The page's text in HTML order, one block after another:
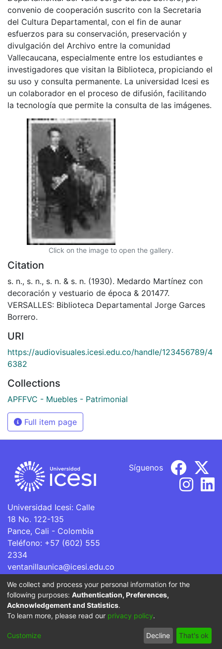
convenio de cooperación suscrito con la Secretaria
del Cultura Departamental, con el fin de aunar
esfuerzos para su conservación, preservación y
divulgación del Archivo entre la comunidad
Vallecaucana, especialmente entre los estudiantes e
investigadores que visitan la Biblioteca, propiciando el
su uso y consulta permanente. La universidad Icesi es
un colaborador en el proceso de difusión, facilitando
la tecnología que permite la consulta de las imágenes.
Click on the image to open the gallery.
Citation
s. n., s. n., s. n. & s. n. (1930). Medardo Martínez con
decoración y vestuario de época & 201477.
VERSALLES: Biblioteca Departamental Jorge Garces
Borrero.
URI
https://audiovisuales.icesi.edu.co/handle/123456789/4
6382
Collections
APFFVC - Muebles - Patrimonial
Full item page
Universidad Icesi: Calle
18 No. 122-135
Pance, Cali - Colombia
Teléfono: +57 (602) 555
2334
ventanillaunica@icesi.edu.co
Síguenos
La Universidad Icesi es una Institución de Educación
Superior que se encuentra sujeta a inspección y vigilancia
por parte del Ministerio de Educación Nacional.
Cookie
End User
Agreement
Send
Feedback
We collect and process your personal information for the
following purposes: Authentication, Preferences,
Acknowledgement and Statistics.
To learn more, please read our privacy policy.
Customize Decline That's ok